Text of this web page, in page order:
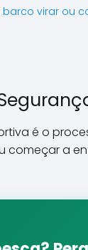
barco virar ou
é o
começar a